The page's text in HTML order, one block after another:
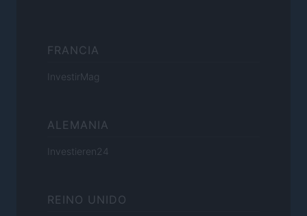
FRANCIA
InvestirMag
ALEMANIA
Investieren24
REINO UNIDO